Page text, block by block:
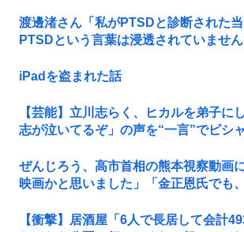
渡邊渚さん「私がPTSDと診断された
PTSDという言葉は浸透されていませ
iPadを盗まれた話
【芸能】立川志らく、ヒカルを弟子に
志が泣いてるぞ」の声を“一言”でピシ
ぜんじろう、高市首相の熊本視察動画
映画かと思いました」「金正恩氏でも
【衝撃】居酒屋「6人で長居して会計